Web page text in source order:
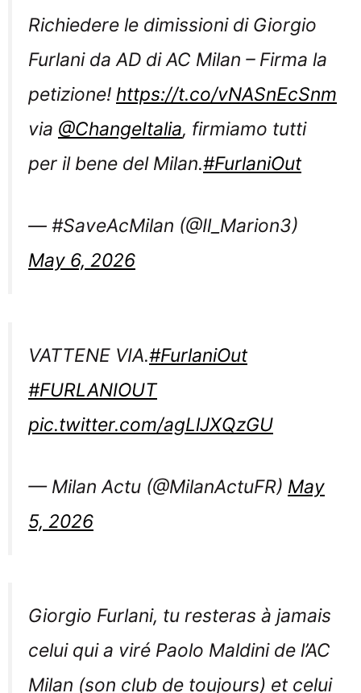
Richiedere le dimissioni di Giorgio
Furlani da AD di AC Milan – Firma la
petizione! https://t.co/vNASnEcSnm
via @ChangeItalia, firmiamo tutti
per il bene del Milan.#FurlaniOut
— #SaveAcMilan (@Il_Marion3)
May 6, 2026
VATTENE VIA.#FurlaniOut
#FURLANIOUT
pic.twitter.com/agLlJXQzGU
— Milan Actu (@MilanActuFR) May
5, 2026
Giorgio Furlani, tu resteras à jamais
celui qui a viré Paolo Maldini de l’AC
Milan (son club de toujours) et celui